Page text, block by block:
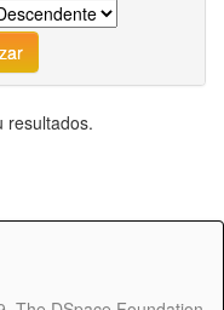
resultados.